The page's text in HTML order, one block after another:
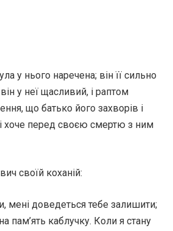
у нього наречена; він її сильно
у неї щасливий, і раптом
що батько його захворів і
хоче перед своєю смертю з ним
своїй коханій:
мені доведеться тебе залишити;
пам’ять каблучку. Коли я стану